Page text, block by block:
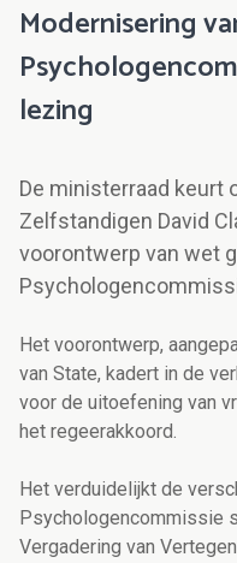
Modernisering
lezing
De ministerraad keurt
Zelfstandigen David
voorontwerp van wet
Het voorontwerp,
van State, kadert in de
voor de uitoefening van
het regeerakkoord.
Het verduidelijkt de
Psychologencommissie
Vergadering van